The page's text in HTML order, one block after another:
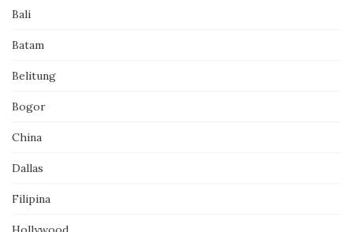
Bali
Batam
Belitung
Bogor
China
Dallas
Filipina